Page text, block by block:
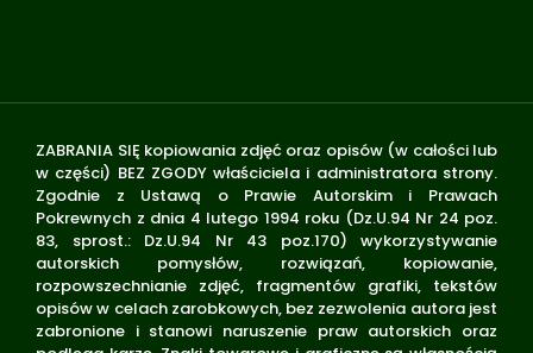
ZABRANIA SIĘ kopiowania zdjęć oraz opisów (w całości lub
w części) BEZ ZGODY właściciela i administratora strony.
Zgodnie z Ustawą o Prawie Autorskim i Prawach
Pokrewnych z dnia 4 lutego 1994 roku (Dz.U.94 Nr 24 poz.
83, sprost.: Dz.U.94 Nr 43 poz.170) wykorzystywanie
autorskich pomysłów, rozwiązań, kopiowanie,
rozpowszechnianie zdjęć, fragmentów grafiki, tekstów
opisów w celach zarobkowych, bez zezwolenia autora jest
zabronione i stanowi naruszenie praw autorskich oraz